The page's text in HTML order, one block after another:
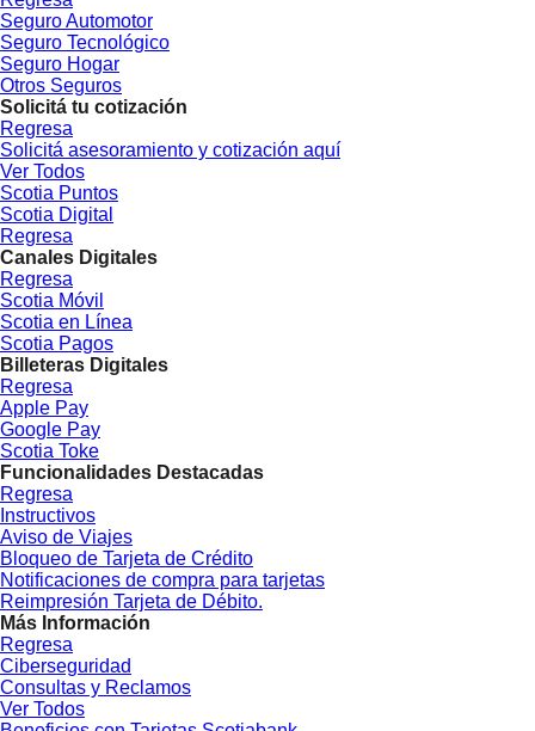
Seguro Automotor
Seguro Tecnológico
Seguro Hogar
Otros Seguros
Solicitá tu cotización
Regresa
Solicitá asesoramiento y cotización aquí
Ver Todos
Scotia Puntos
Scotia Digital
Regresa
Canales Digitales
Regresa
Scotia Móvil
Scotia en Línea
Scotia Pagos
Billeteras Digitales
Regresa
Apple Pay
Google Pay
Scotia Toke
Funcionalidades Destacadas
Regresa
Instructivos
Aviso de Viajes
Bloqueo de Tarjeta de Crédito
Notificaciones de compra para tarjetas
Reimpresión Tarjeta de Débito.
Más Información
Regresa
Ciberseguridad
Consultas y Reclamos
Ver Todos